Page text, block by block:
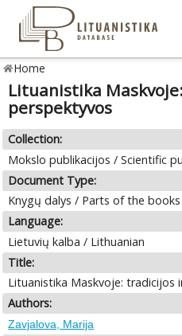
Home
Lituanistika
perspektyvos
Collection:
Mokslo publikacijos / Scientific
Document Type:
Knygų dalys / Parts of the books
Language:
Lietuvių kalba / Lithuanian
Title:
Lituanistika Maskvoje: tradicijos
Authors:
Zavjalova, Marija